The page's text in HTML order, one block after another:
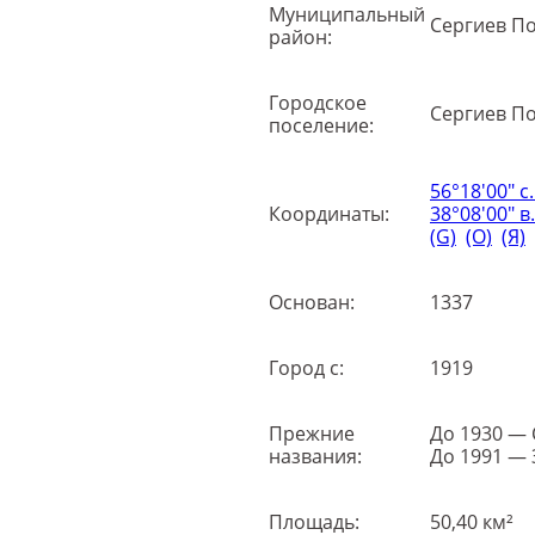
Муниципальный
район:
Сергиев
Городское
поселение:
Сергиев
Координаты:
56°18′00″
38°08′00″
(G) (O) (Я)
Основан: 1337
Город с: 1919
Прежние
названия:
До 1930 —
До 1991 —
Площадь: 50,40 км²